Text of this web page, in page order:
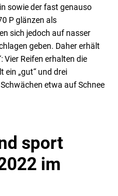
sowie der fast genauso
P glänzen als
sich jedoch auf nasser
geben. Daher erhält
Vier Reifen erhalten die
ein „gut“ und drei
etwa auf Schnee
sport
im